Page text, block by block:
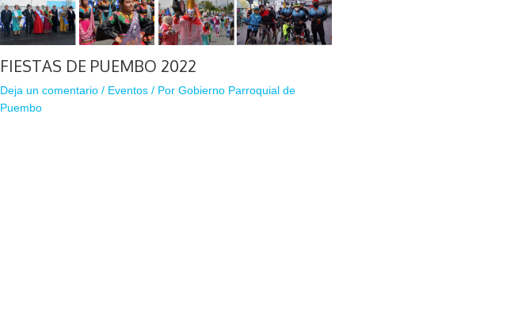
FIESTAS DE PUEMBO 2022
Deja un comentario / Eventos/ Por Gobierno Parroquial de
Puembo